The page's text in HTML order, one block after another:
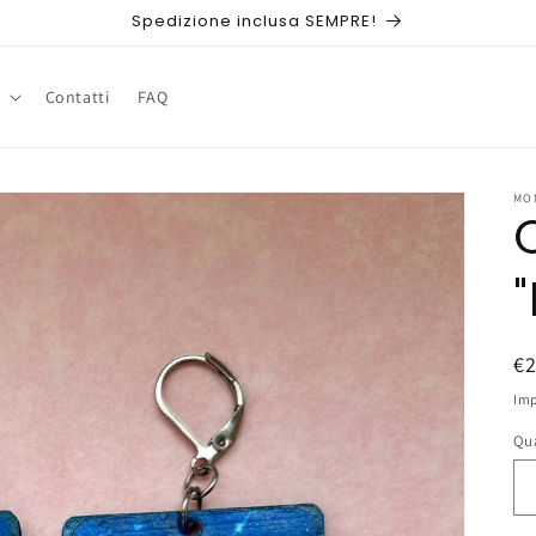
Spedizione inclusa SEMPRE!
Contatti FAQ
di